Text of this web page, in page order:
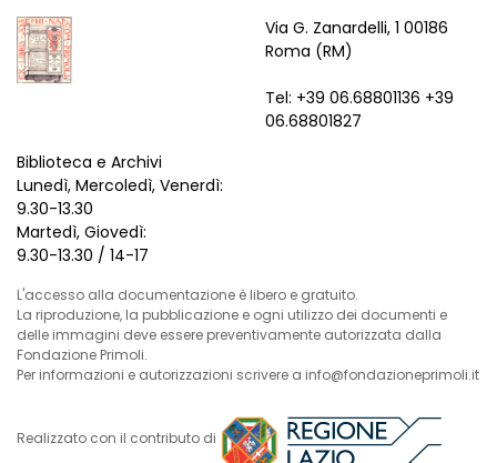
Via G. Zanardelli, 1 00186
Roma (RM)
Tel: +39 06.68801136 +39
06.68801827
Biblioteca e Archivi
Lunedì, Mercoledì, Venerdì:
9.30-13.30
Martedì, Giovedì:
9.30-13.30 / 14-17
L'accesso alla documentazione è libero e gratuito.
La riproduzione, la pubblicazione e ogni utilizzo dei documenti e
delle immagini deve essere preventivamente autorizzata dalla
Fondazione Primoli.
Per informazioni e autorizzazioni scrivere a info@fondazioneprimoli.it
Realizzato con il contributo di